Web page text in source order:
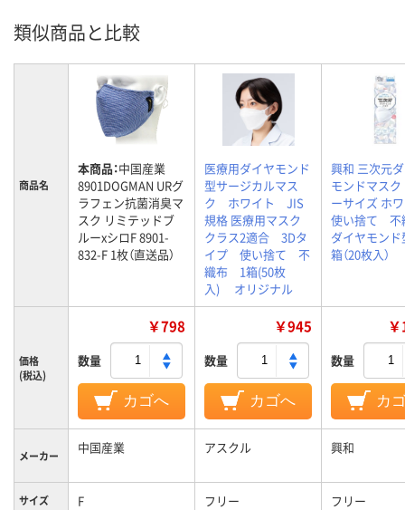
類似商品と比較
商品名
本商品：中国産業
8901DOGMAN URグ
ラフェン抗菌消臭マ
スク リミテッドブ
ルーxシロF 8901-
832-F 1枚（直送品）
医療用ダイヤモンド
型サージカルマス
ク ホワイト JIS
規格 医療用マスク
クラス2適合 3Dタ
イプ 使い捨て 不
織布 1箱(50枚
入) オリジナル
興和 三次元
モンドマスク
ーサイズ ホ
使い捨て
ダイヤモン
箱（20枚入）
価格
(税込)
￥798
数量
カゴへ
￥945
数量
カゴへ
数量
カ
メーカー 中国産業 アスクル 興和
サイズ F フリー フリー